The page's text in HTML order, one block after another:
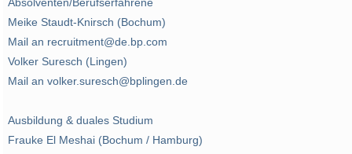
Meike Staudt-Knirsch (Bochum)
Mail an recruitment@de.bp.com
Volker Suresch (Lingen)
Mail an volker.suresch@bplingen.de
Ausbildung & duales Studium
Frauke El Meshai (Bochum / Hamburg)